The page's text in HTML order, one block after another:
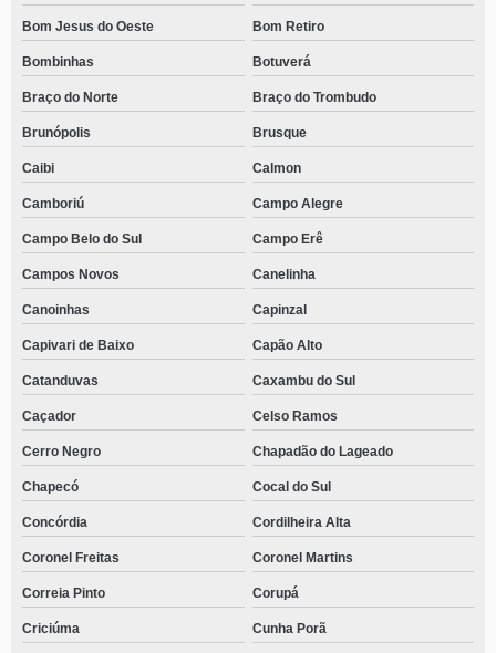
Bom Jesus do Oeste Bom Retiro
Bombinhas Botuverá
Braço do Norte Braço do Trombudo
Brunópolis Brusque
Caibi Calmon
Camboriú Campo Alegre
Campo Belo do Sul Campo Erê
Campos Novos Canelinha
Canoinhas Capinzal
Capivari de Baixo Capão Alto
Catanduvas Caxambu do Sul
Caçador Celso Ramos
Cerro Negro Chapadão do Lageado
Chapecó Cocal do Sul
Concórdia Cordilheira Alta
Coronel Freitas Coronel Martins
Correia Pinto Corupá
Criciúma Cunha Porã